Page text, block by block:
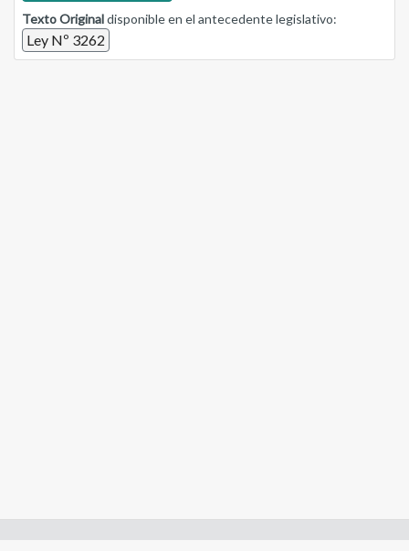
Texto Originaldisponible en el antecedente legislativo:
Ley Nº 3262